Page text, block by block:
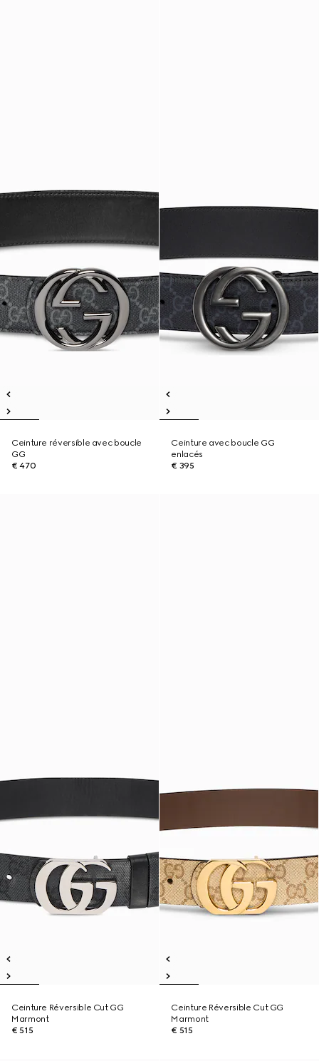
Ceinture réversible avec boucle
GG
€ 470
Ceinture avec boucle GG
enlacés
€ 395
Ceinture Réversible Cut GG
Marmont
€ 515
Ceinture Réversible Cut GG
Marmont
€ 515